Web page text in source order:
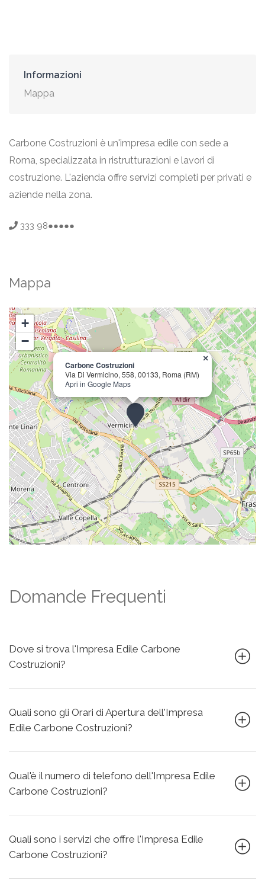
Informazioni
Mappa
Carbone Costruzioni è un'impresa edile con sede a
Roma, specializzata in ristrutturazioni e lavori di
costruzione. L'azienda offre servizi completi per privati e
aziende nella zona.
333 98●●●●●
Mappa
Carbone Costruzioni
Via Di Vermicino, 558, 00133, Roma (RM)
Apri in Google Maps
×
+
−
Domande Frequenti
Dove si trova l'Impresa Edile Carbone
Costruzioni?
Quali sono gli Orari di Apertura dell'Impresa
Edile Carbone Costruzioni?
Qual'è il numero di telefono dell'Impresa Edile
Carbone Costruzioni?
Quali sono i servizi che offre l'Impresa Edile
Carbone Costruzioni?